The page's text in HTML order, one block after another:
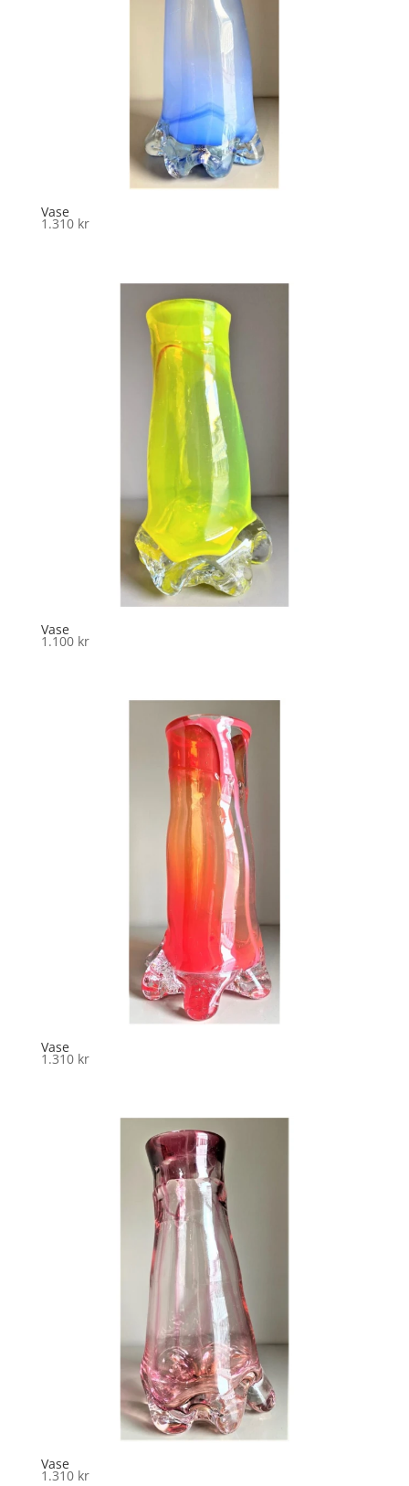
Vase
1.310 kr
Vase
1.100 kr
Vase
1.310 kr
Vase
1.310 kr